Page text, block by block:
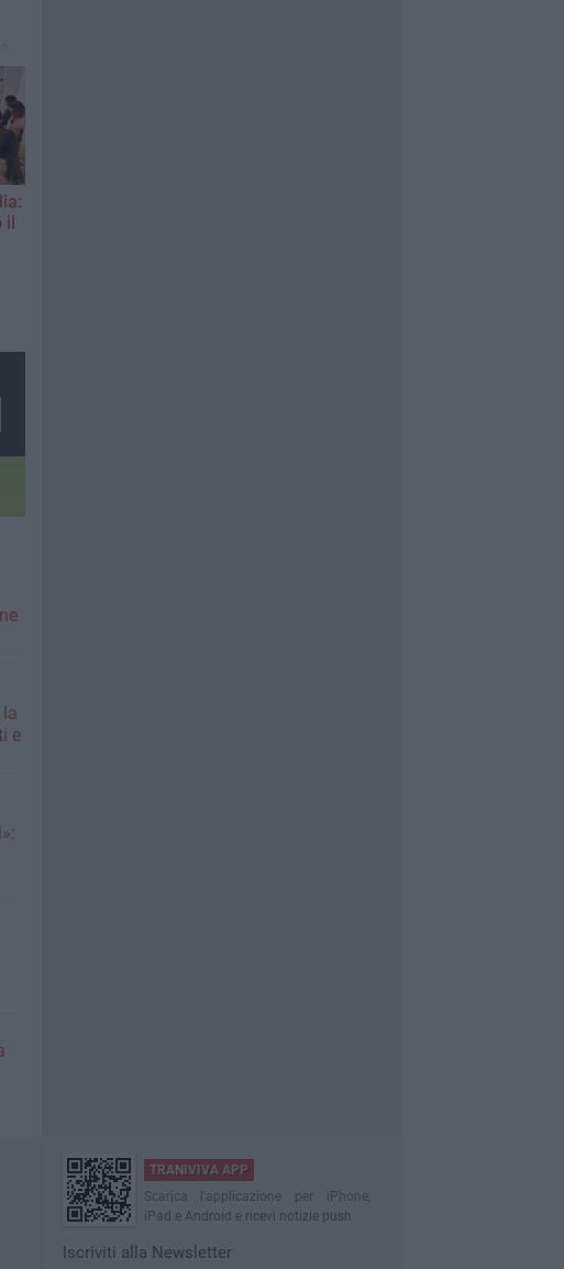
e
TRANIVIVA APP
Scarica l'applicazione per iPhone,
iPad e Android e ricevi notizie push
Iscriviti alla Newsletter